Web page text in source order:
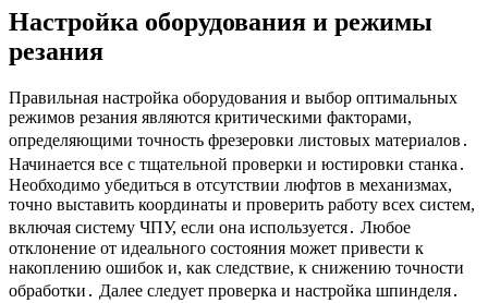
Настройка оборудования и режимы
резания
Правильная настройка оборудования и выбор оптимальных
режимов резания являются критическими факторами,
определяющими точность фрезеровки листовых материалов․
Начинается все с тщательной проверки и юстировки станка․
Необходимо убедиться в отсутствии люфтов в механизмах,
точно выставить координаты и проверить работу всех систем,
включая систему ЧПУ, если она используется․ Любое
отклонение от идеального состояния может привести к
накоплению ошибок и, как следствие, к снижению точности
обработки․ Далее следует проверка и настройка шпинделя․